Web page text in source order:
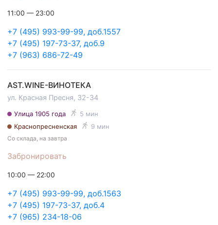
+7 (495) 993-99-99, доб.1557
+7 (495) 197-73-37, доб.9
+7 (963) 686-72-49
11:00 — 23:00
AST.WINE-ВИНОТЕКА
ул. Красная Пресня, 32-34
Улица 1905 года
5 мин
Краснопресненская
9 мин
Забронировать
Со склада, на завтра
+7 (495) 993-99-99, доб.1563
+7 (495) 197-73-37, доб.4
+7 (965) 234-18-06
10:00 — 22:00